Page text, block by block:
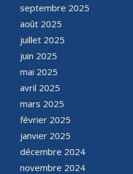
septembre 2025
août 2025
juillet 2025
juin 2025
mai 2025
avril 2025
mars 2025
février 2025
janvier 2025
décembre 2024
novembre 2024